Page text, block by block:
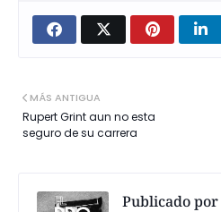
MÁS ANTIGUA
Rupert Grint aun no esta
seguro de su carrera
Publicado por